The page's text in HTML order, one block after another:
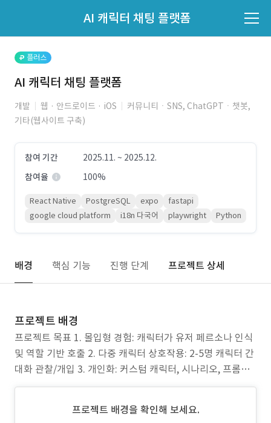
AI 캐릭터 채팅 플랫폼
지원자 목록 바로가기
플러스
AI 캐릭터 채팅 플랫폼
개발 웹 · 안드로이드 · iOS
커뮤니티ㆍSNS, ChatGPTㆍ챗봇,
기타(웹사이트 구축)
참여 기간
2025.11. ~ 2025.12.
참여율
100%
React Native PostgreSQL expo
fastapi
google cloud platform
i18n 다국어 playwright Python
배경 핵심 기능 진행 단계 프로젝트 상세
프로젝트 배경
프로젝트 목표 1. 몰입형 경험: 캐릭터가 유저 페르소나 인식
및 역할 기반 호출 2. 다중 캐릭터 상호작용: 2-5명 캐릭터 간
대화 관찰/개입 3. 개인화: 커스텀 캐릭터, 시나리오, 프롬프
트 스타일 주안점 1. LLM의 최신 API를 사용. 토큰 관리 최적
사용자가 다시 플랫폼으로
프로젝트 배경을 확인해 보세요.